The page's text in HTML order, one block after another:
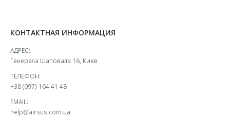
КОНТАКТНАЯ ИНФОРМАЦИЯ
АДРЕС:
Генерала Шаповала 16, Киев
ТЕЛЕФОН:
+38 (097) 164 41 48
EMAIL:
help@airsus.com.ua